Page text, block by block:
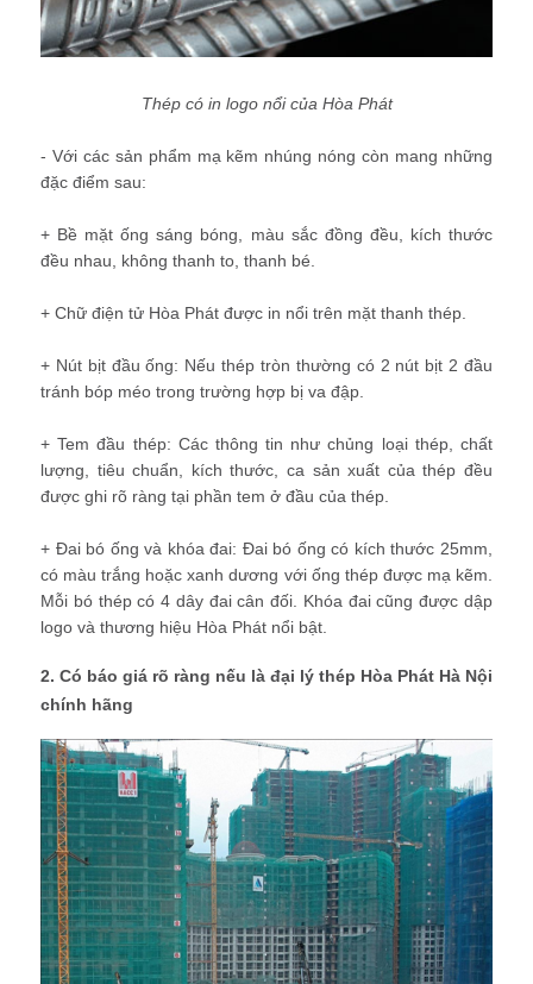
Thép có in logo nổi của Hòa Phát
- Với các sản phẩm mạ kẽm nhúng nóng còn mang những
đặc điểm sau:
+ Bề mặt ống sáng bóng, màu sắc đồng đều, kích thước
đều nhau, không thanh to, thanh bé.
+ Chữ điện tử Hòa Phát được in nổi trên mặt thanh thép.
+ Nút bịt đầu ống: Nếu thép tròn thường có 2 nút bịt 2 đầu
tránh bóp méo trong trường hợp bị va đập.
+ Tem đầu thép: Các thông tin như chủng loại thép, chất
lượng, tiêu chuẩn, kích thước, ca sản xuất của thép đều
được ghi rõ ràng tại phần tem ở đầu của thép.
+ Đai bó ống và khóa đai: Đai bó ống có kích thước 25mm,
có màu trắng hoặc xanh dương với ống thép được mạ kẽm.
Mỗi bó thép có 4 dây đai cân đối. Khóa đai cũng được dập
logo và thương hiệu Hòa Phát nổi bật.
2. Có báo giá rõ ràng nếu là đại lý thép Hòa Phát Hà Nội
chính hãng